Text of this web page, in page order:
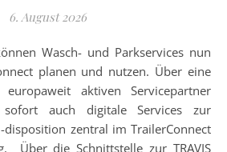
6. August 2026
planen und nutzen. Über eine
aktiven Servicepartner
sofort auch digitale Services zur
zentral im TrailerConnect
Über die Schnittstelle zur TRAVIS